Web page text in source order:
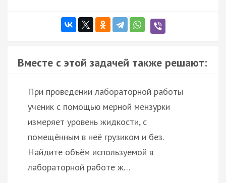
Вместе с этой задачей также решают:
При проведении лабораторной работы
ученик с помощью мерной мензурки
измеряет уровень жидкости, с
помещённым в неё грузиком и без.
Найдите объём используемой в
лабораторной работе ж…